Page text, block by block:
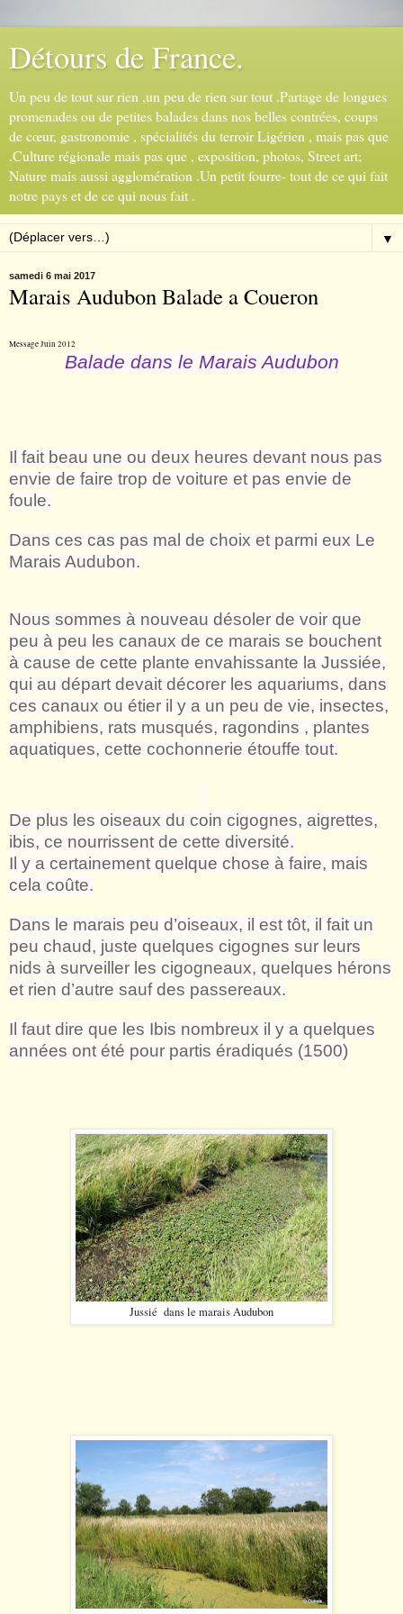
Détours de France.
Un peu de tout sur rien ,un peu de rien sur tout .Partage de longues
promenades ou de petites balades dans nos belles contrées, coups
de cœur, gastronomie , spécialités du terroir Ligérien , mais pas que
.Culture régionale mais pas que , exposition, photos, Street art;
Nature mais aussi agglomération .Un petit fourre- tout de ce qui fait
notre pays et de ce qui nous fait .
▼
samedi 6 mai 2017
Marais Audubon Balade a Coueron
Message Juin 2012
Balade dans le Marais Audubon
Il fait beau une ou deux heures devant nous pas
envie de faire trop de voiture et pas envie de
foule.
Dans ces cas pas mal de choix et parmi eux Le
Marais Audubon.
Nous sommes à nouveau désoler de voir que
peu à peu les canaux de ce marais se bouchent
à cause de cette plante envahissante la Jussiée,
qui au départ devait décorer les aquariums, dans
ces canaux ou étier il y a un peu de vie, insectes,
amphibiens, rats musqués, ragondins , plantes
aquatiques, cette cochonnerie étouffe tout.
De plus les oiseaux du coin cigognes, aigrettes,
ibis, ce nourrissent de cette diversité.
Il y a certainement quelque chose à faire, mais
cela coûte.
Dans le marais peu d’oiseaux, il est tôt, il fait un
peu chaud, juste quelques cigognes sur leurs
nids à surveiller les cigogneaux, quelques hérons
et rien d’autre sauf des passereaux.
Il faut dire que les Ibis nombreux il y a quelques
années ont été pour partis éradiqués (1500)
Jussié dans le marais Audubon